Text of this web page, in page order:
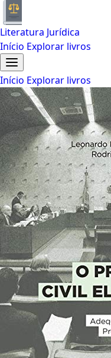
Literatura Jurídica
Início Explorar livros
Início Explorar livros